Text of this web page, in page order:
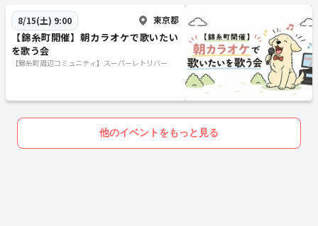
8/15(土) 9:00 東京都
【錦糸町開催】朝カラオケで歌いたい
を歌う会
【錦糸町周辺コミュニティ】スーパーレトリバー
他のイベントをもっと見る